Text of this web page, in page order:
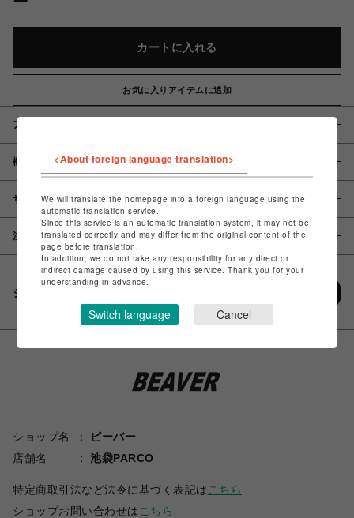
カートに入れる
お気に入りアイテムに追加
アイテム説明 / 素材
概要
サイズ
注意事項
シェアする
ショップ名
ビーバー
店舗名
池袋PARCO
特定商取引法など法令に基づく表記は こちら
ショップお問い合わせは こちら
<About foreign language translation>
We will translate the homepage into a foreign language using the
automatic translation service.
Since this service is an automatic translation system, it may not be
translated correctly and may differ from the original content of the
page before translation.
In addition, we do not take any responsibility for any direct or
indirect damage caused by using this service. Thank you for your
understanding in advance.
Switch language Cancel